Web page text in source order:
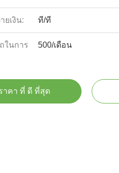
ยเงิน: ที/ที
ในการ
500/เดือน
าคา ที่ ดี ที่สุด